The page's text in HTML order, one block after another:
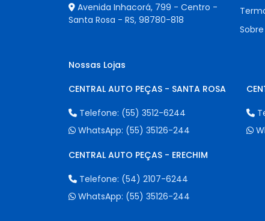
Avenida Inhacorá, 799 - Centro -
Santa Rosa - RS, 98780-818
Nossas Lojas
CENTRAL AUTO PEÇAS - SANTA ROSA
Telefone: (55) 3512-6244
WhatsApp: (55) 35126-244
CENTRAL AUTO PEÇAS - ERECHIM
Telefone: (54) 2107-6244
WhatsApp: (55) 35126-244